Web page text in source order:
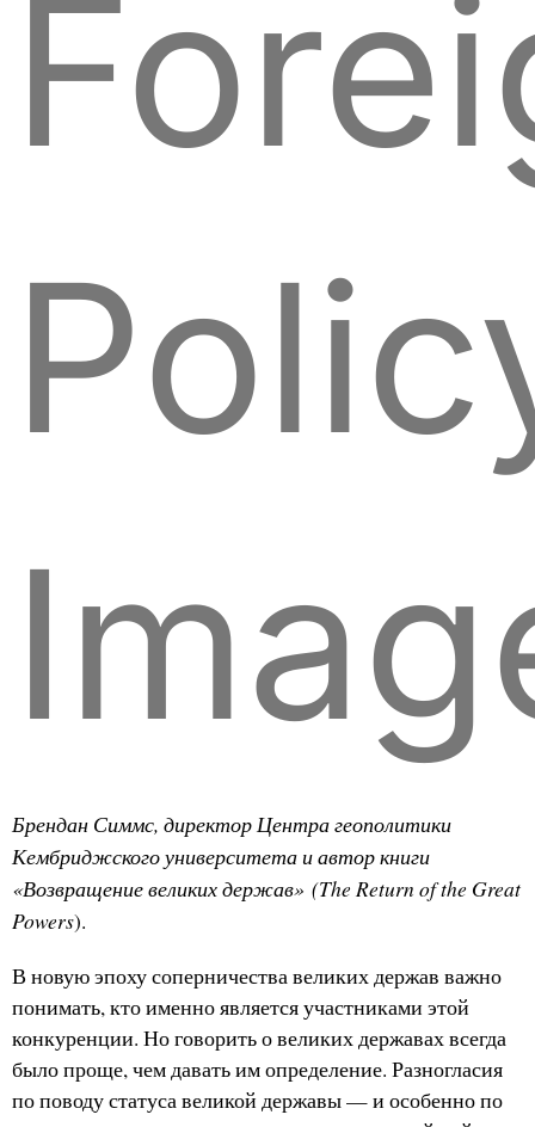
Брендан Симмс, директор Центра геополитики
Кембриджского университета и автор книги
«Возвращение великих держав» (The Return of the Great
Powers).
В новую эпоху соперничества великих держав важно
понимать, кто именно является участниками этой
конкуренции. Но говорить о великих державах всегда
было проще, чем давать им определение. Разногласия
по поводу статуса великой державы — и особенно по